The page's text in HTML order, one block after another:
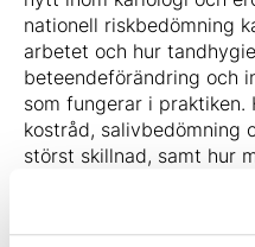
nationell riskbedömning
arbetet och hur
beteendeförändring och
som fungerar i praktiken.
kostråd, salivbedömning
störst skillnad, samt hur
vad som är nytt inom